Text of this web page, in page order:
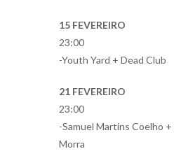
15 FEVEREIRO
23:00
-Youth Yard + Dead Club
21 FEVEREIRO
23:00
-Samuel Martins Coelho
Morra